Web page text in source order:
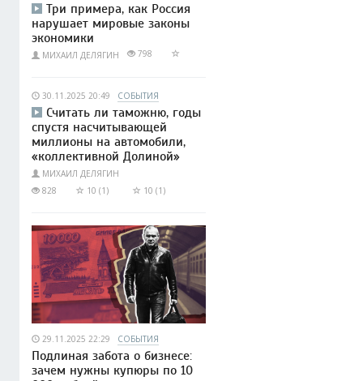
Три примера, как Россия
нарушает мировые законы
экономики
МИХАИЛ ДЕЛЯГИН 798
30.11.2025 20:49 СОБЫТИЯ
Считать ли таможню, годы
спустя насчитывающей
миллионы на автомобили,
«коллективной Долиной»
МИХАИЛ ДЕЛЯГИН
828
10 (1) 10 (1)
29.11.2025 22:29 СОБЫТИЯ
Подлиная забота о бизнесе:
зачем нужны купюры по 10